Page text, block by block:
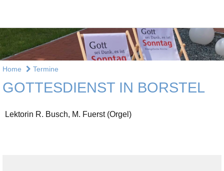
Home Termine
GOTTESDIENST IN BORSTEL
Lektorin R. Busch, M. Fuerst (Orgel)